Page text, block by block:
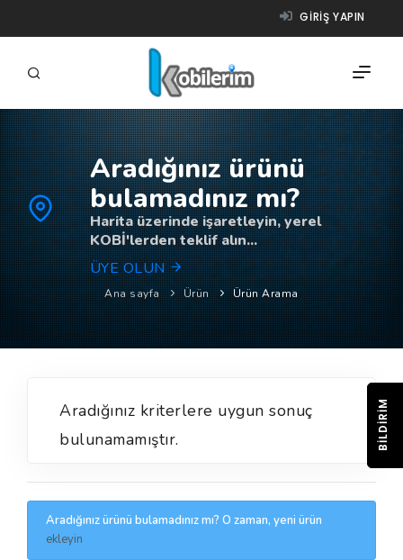
GIRIŞ YAPIN
FIRMALAR
ÜRÜNLER
NASIL ÇALIŞIR?
YARDIM
Aradığınız ürünü
bulamadınız mı?
Harita üzerinde işaretleyin, yerel
KOBİ'lerden teklif alın...
ÜYE OLUN
Ana sayfa Ürün Ürün Arama
Aradığınız kriterlere uygun sonuç
bulunamamıştır.
Aradığınız ürünü bulamadınız mı? O zaman, yeni ürün
ekleyin
BILDIRIM